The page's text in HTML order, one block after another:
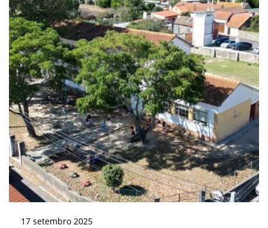
17 setembro 2025